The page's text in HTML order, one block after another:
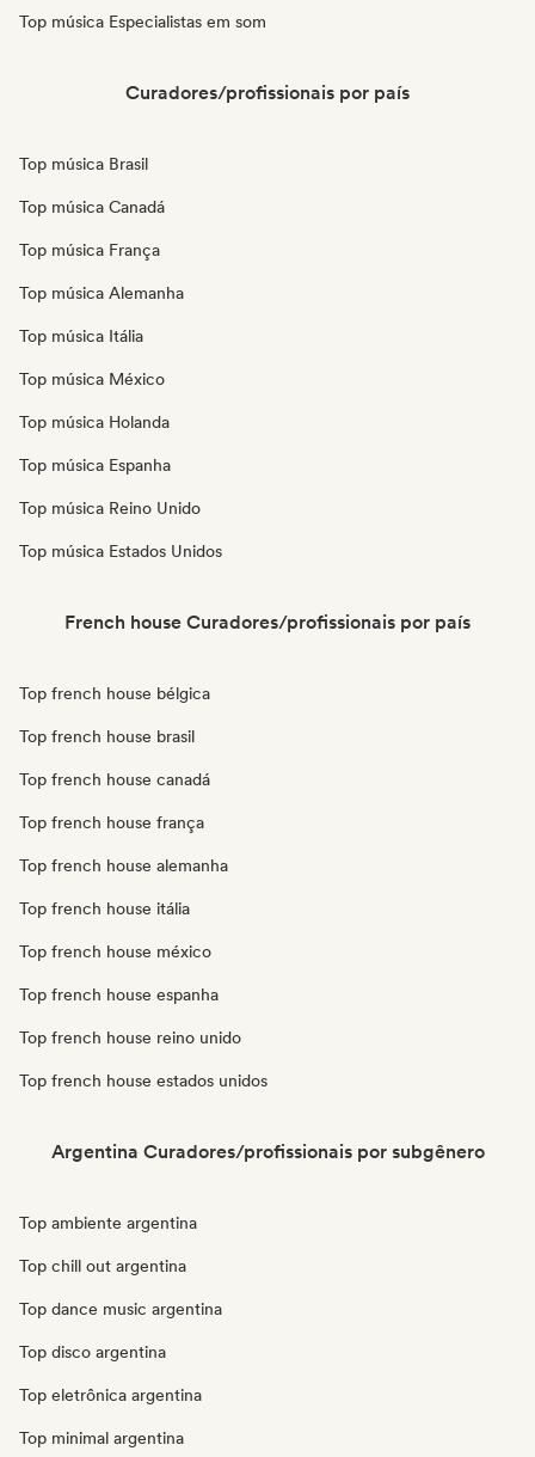
Top música Especialistas em som
Curadores/profissionais por país
Top música Brasil
Top música Canadá
Top música França
Top música Alemanha
Top música Itália
Top música México
Top música Holanda
Top música Espanha
Top música Reino Unido
Top música Estados Unidos
French house Curadores/profissionais por país
Top french house bélgica
Top french house brasil
Top french house canadá
Top french house frança
Top french house alemanha
Top french house itália
Top french house méxico
Top french house espanha
Top french house reino unido
Top french house estados unidos
Argentina Curadores/profissionais por subgênero
Top ambiente argentina
Top chill out argentina
Top dance music argentina
Top disco argentina
Top eletrônica argentina
Top minimal argentina